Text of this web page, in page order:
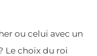
ou celui avec un
Le choix du roi